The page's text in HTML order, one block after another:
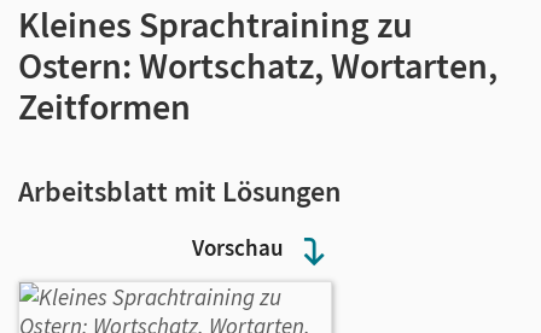
Vorschau
Kleines Sprachtraining zu
Ostern: Wortschatz, Wortarten,
Zeitformen
Arbeitsblatt mit Lösungen